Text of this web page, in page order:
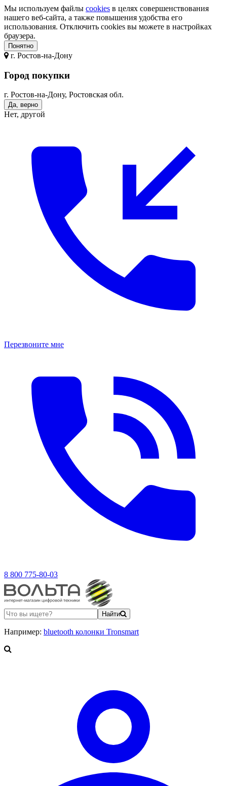
Мы используем файлы cookies в целях совершенствования
нашего веб-сайта, а также повышения удобства его
использования. Отключить cookies вы можете в настройках
браузера.
Понятно
г. Ростов-на-Дону
Город покупки
г. Ростов-на-Дону, Ростовская обл.
Да, верно
Нет, другой
Перезвоните мне
8 800 775-80-03
Найти
Например: bluetooth колонки Tronsmart